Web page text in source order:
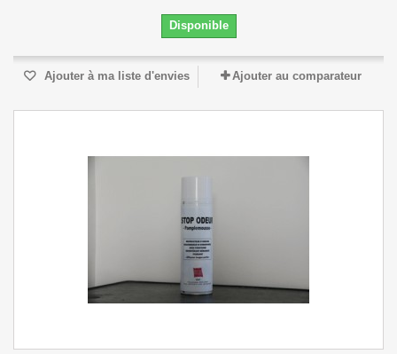
Disponible
Ajouter à ma liste d'envies Ajouter au comparateur